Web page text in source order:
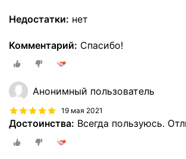
Недостатки: нет
Комментарий: Спасибо!
Анонимный пользователь
19 мая 2021
Достоинства: Всегда пользуюсь.